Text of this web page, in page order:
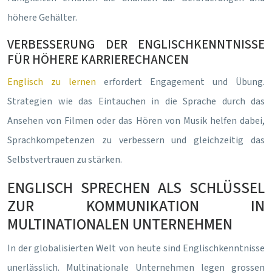
höhere Gehälter.
VERBESSERUNG DER ENGLISCHKENNTNISSE
FÜR HÖHERE KARRIERECHANCEN
Englisch zu lernen erfordert Engagement und Übung.
Strategien wie das Eintauchen in die Sprache durch das
Ansehen von Filmen oder das Hören von Musik helfen dabei,
Sprachkompetenzen zu verbessern und gleichzeitig das
Selbstvertrauen zu stärken.
ENGLISCH SPRECHEN ALS SCHLÜSSEL
ZUR KOMMUNIKATION IN
MULTINATIONALEN UNTERNEHMEN
In der globalisierten Welt von heute sind Englischkenntnisse
unerlässlich. Multinationale Unternehmen legen grossen